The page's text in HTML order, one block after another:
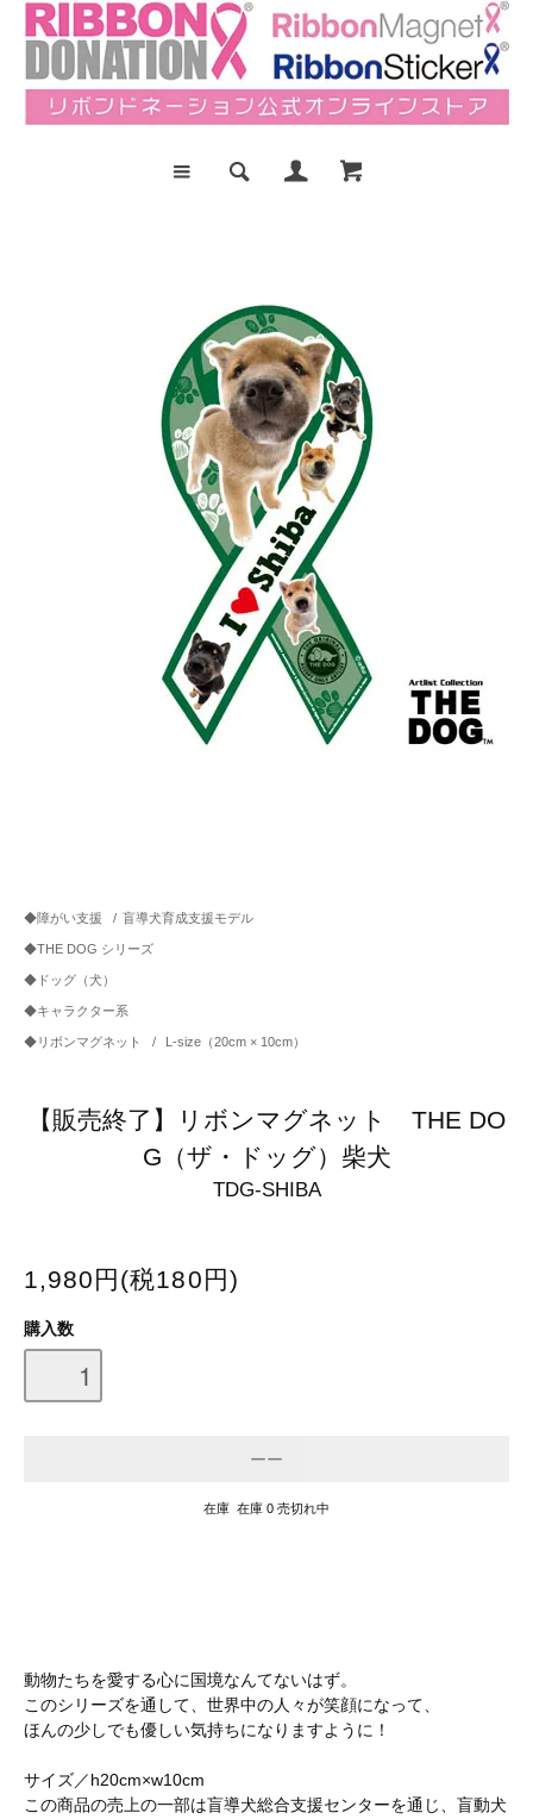
◆障がい支援 / 盲導犬育成支援モデル
◆THE DOG シリーズ
◆ドッグ（犬）
◆キャラクター系
◆リボンマグネット / L-size（20cm × 10cm）
【販売終了】リボンマグネット THE DO
G（ザ・ドッグ）柴犬
TDG-SHIBA
1,980円(税180円)
購入数
在庫 在庫 0 売切れ中
動物たちを愛する心に国境なんてないはず。
このシリーズを通して、世界中の人々が笑顔になって、
ほんの少しでも優しい気持ちになりますように！
サイズ／h20cm×w10cm
この商品の売上の一部は盲導犬総合支援センターを通じ、盲動犬